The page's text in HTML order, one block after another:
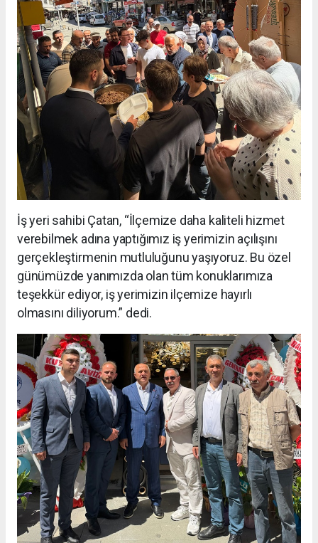
İş yeri sahibi Çatan, “İlçemize daha kaliteli hizmet
verebilmek adına yaptığımız iş yerimizin açılışını
gerçekleştirmenin mutluluğunu yaşıyoruz. Bu özel
günümüzde yanımızda olan tüm konuklarımıza
teşekkür ediyor, iş yerimizin ilçemize hayırlı
olmasını diliyorum.” dedi.